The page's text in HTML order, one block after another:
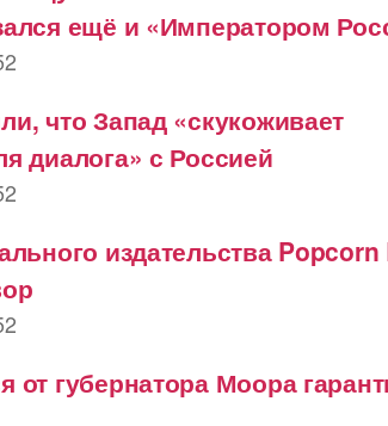
ещё и «Императором
что Запад «скукоживает
диалога» с Россией
издательства
от губернатора Моора